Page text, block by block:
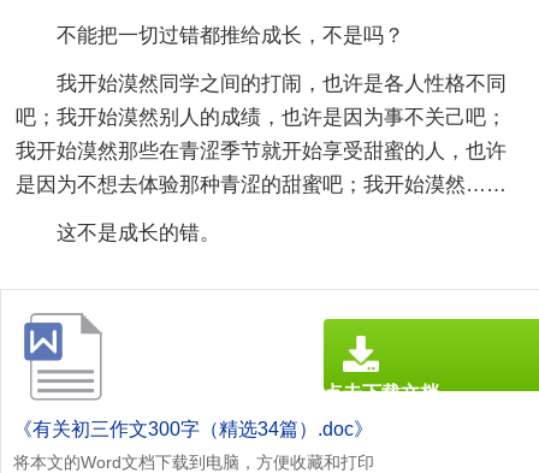
不能把一切过错都推给成长，不是吗？
我开始漠然同学之间的打闹，也许是各人性格不同
吧；我开始漠然别人的成绩，也许是因为事不关己吧；
我开始漠然那些在青涩季节就开始享受甜蜜的人，也许
是因为不想去体验那种青涩的甜蜜吧；我开始漠然……
这不是成长的错。
《有关初三作文300字（精选34篇）.doc》
将本文的Word文档下载到电脑，方便收藏和打印
点击下载文档
文档为doc格式